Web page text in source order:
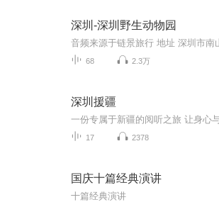
深圳-深圳野生动物园
68 2.3万
深圳援疆
17 2378
国庆十篇经典演讲
十篇经典演讲